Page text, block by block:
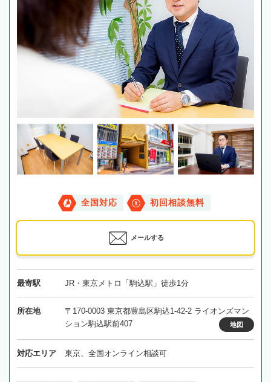
全国対応 初回相談無料
メールする
最寄駅 JR・東京メトロ「駒込駅」徒歩1分
所在地
〒170-0003 東京都豊島区駒込1-42-2 ライオンズマン
ション駒込駅前407
地図
対応エリア 東京、全国オンライン相談可